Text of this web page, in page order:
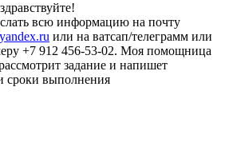
всю информацию на почту
или на ватсап/телеграмм или
+7 912 456-53-02. Моя помощница
задание и напишет
сроки выполнения